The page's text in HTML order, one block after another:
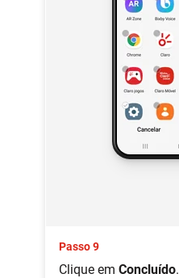
Passo 9
Clique em Concluído.